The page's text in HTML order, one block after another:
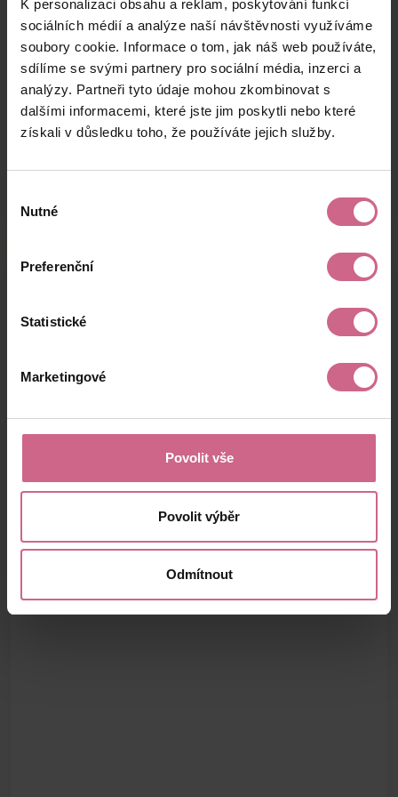
K personalizaci obsahu a reklam, poskytování funkcí
sociálních médií a analýze naší návštěvnosti využíváme
soubory cookie. Informace o tom, jak náš web používáte,
sdílíme se svými partnery pro sociální média, inzerci a
analýzy. Partneři tyto údaje mohou zkombinovat s
dalšími informacemi, které jste jim poskytli nebo které
získali v důsledku toho, že používáte jejich služby.
souhlasu
Nutné
Preferenční
Statistické
Marketingové
Povolit vše
Povolit výběr
Odmítnout
T****
K****
6. 7. 2025
22:12:36
J****
1 300 Kč
6. 7. 2025
21:54:45
2 339 Kč
L****
B****
300 Kč
6. 7. 2025
21:26:03
540 Kč
keyboard_arrow_left keyboard_arrow_right